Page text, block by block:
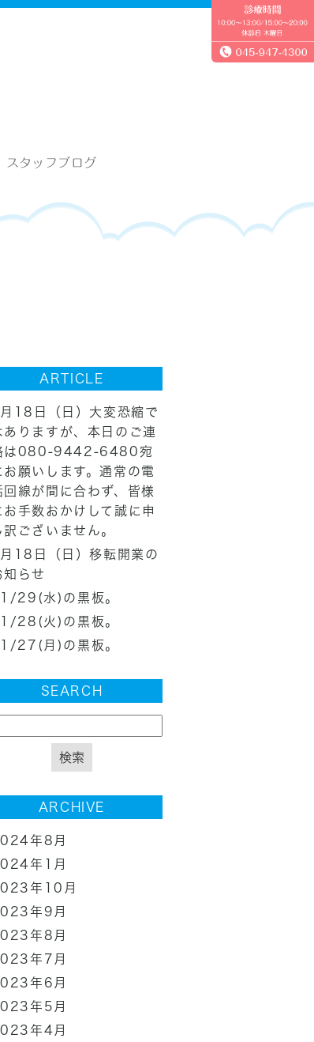
スタッフブログ
ARTICLE
18日（日）大変恐縮で
ありますが、本日のご連
は080-9442-6480宛
お願いします。通常の電
回線が間に合わず、皆様
お手数おかけして誠に申
訳ございません。
18日（日）移転開業の
知らせ
29(水)の黒板。
28(火)の黒板。
27(月)の黒板。
SEARCH
ARCHIVE
年8月
年1月
年10月
年9月
年8月
年7月
年6月
年5月
年4月